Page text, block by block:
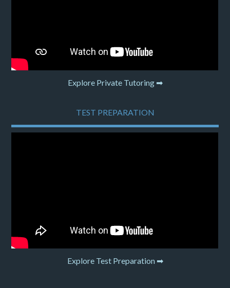
Explore Private Tutoring ➡
TEST PREPARATION
Explore Test Preparation ➡